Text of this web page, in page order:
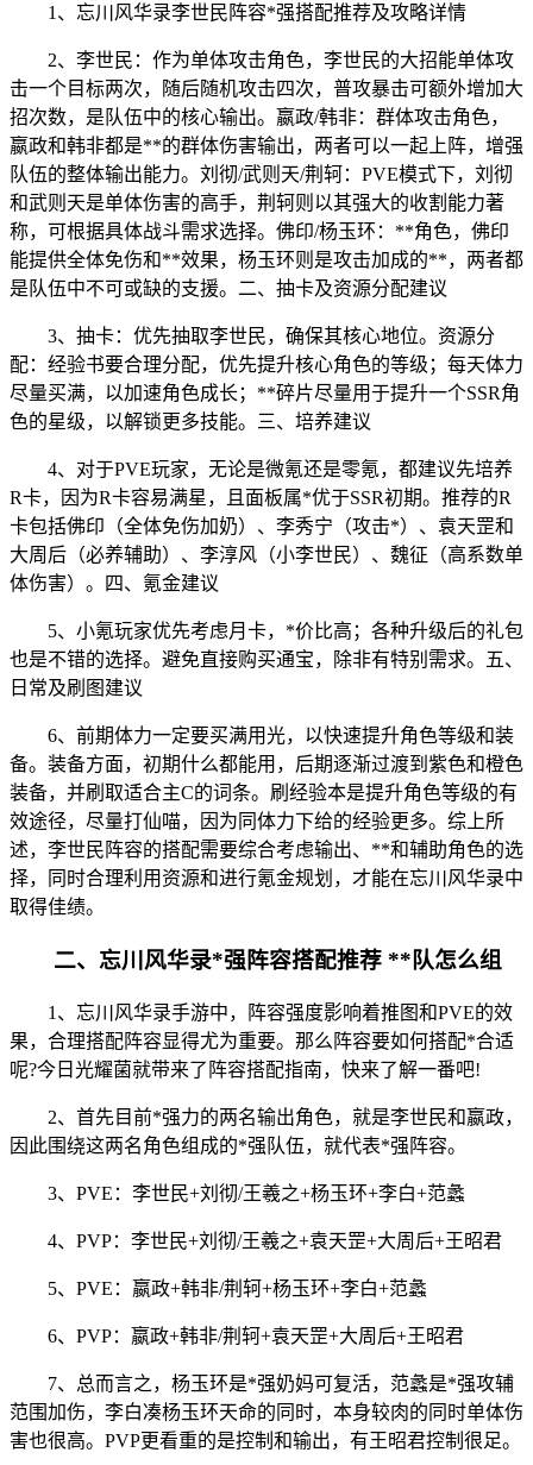
1、忘川风华录李世民阵容*强搭配推荐及攻略详情
2、李世民：作为单体攻击角色，李世民的大招能单体攻
击一个目标两次，随后随机攻击四次，普攻暴击可额外增加大
招次数，是队伍中的核心输出。嬴政/韩非：群体攻击角色，
嬴政和韩非都是**的群体伤害输出，两者可以一起上阵，增强
队伍的整体输出能力。刘彻/武则天/荆轲：PVE模式下，刘彻
和武则天是单体伤害的高手，荆轲则以其强大的收割能力著
称，可根据具体战斗需求选择。佛印/杨玉环：**角色，佛印
能提供全体免伤和**效果，杨玉环则是攻击加成的**，两者都
是队伍中不可或缺的支援。二、抽卡及资源分配建议
3、抽卡：优先抽取李世民，确保其核心地位。资源分
配：经验书要合理分配，优先提升核心角色的等级；每天体力
尽量买满，以加速角色成长；**碎片尽量用于提升一个SSR角
色的星级，以解锁更多技能。三、培养建议
4、对于PVE玩家，无论是微氪还是零氪，都建议先培养
R卡，因为R卡容易满星，且面板属*优于SSR初期。推荐的R
卡包括佛印（全体免伤加奶）、李秀宁（攻击*）、袁天罡和
大周后（必养辅助）、李淳风（小李世民）、魏征（高系数单
体伤害）。四、氪金建议
5、小氪玩家优先考虑月卡，*价比高；各种升级后的礼包
也是不错的选择。避免直接购买通宝，除非有特别需求。五、
日常及刷图建议
6、前期体力一定要买满用光，以快速提升角色等级和装
备。装备方面，初期什么都能用，后期逐渐过渡到紫色和橙色
装备，并刷取适合主C的词条。刷经验本是提升角色等级的有
效途径，尽量打仙喵，因为同体力下给的经验更多。综上所
述，李世民阵容的搭配需要综合考虑输出、**和辅助角色的选
择，同时合理利用资源和进行氪金规划，才能在忘川风华录中
取得佳绩。
二、忘川风华录*强阵容搭配推荐 **队怎么组
1、忘川风华录手游中，阵容强度影响着推图和PVE的效
果，合理搭配阵容显得尤为重要。那么阵容要如何搭配*合适
呢?今日光耀菌就带来了阵容搭配指南，快来了解一番吧!
2、首先目前*强力的两名输出角色，就是李世民和嬴政，
因此围绕这两名角色组成的*强队伍，就代表*强阵容。
3、PVE：李世民+刘彻/王羲之+杨玉环+李白+范蠡
4、PVP：李世民+刘彻/王羲之+袁天罡+大周后+王昭君
5、PVE：嬴政+韩非/荆轲+杨玉环+李白+范蠡
6、PVP：嬴政+韩非/荆轲+袁天罡+大周后+王昭君
7、总而言之，杨玉环是*强奶妈可复活，范蠡是*强攻辅
范围加伤，李白凑杨玉环天命的同时，本身较肉的同时单体伤
害也很高。PVP更看重的是控制和输出，有王昭君控制很足。